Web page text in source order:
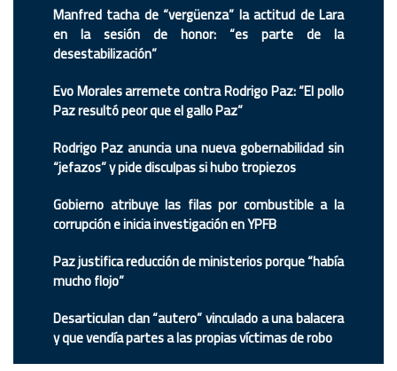
Manfred tacha de “vergüenza” la actitud de Lara
en la sesión de honor: “es parte de la
desestabilización”
Evo Morales arremete contra Rodrigo Paz: “El pollo
Paz resultó peor que el gallo Paz”
Rodrigo Paz anuncia una nueva gobernabilidad sin
“jefazos” y pide disculpas si hubo tropiezos
Gobierno atribuye las filas por combustible a la
corrupción e inicia investigación en YPFB
Paz justifica reducción de ministerios porque “había
mucho flojo”
Desarticulan clan “autero” vinculado a una balacera
y que vendía partes a las propias víctimas de robo